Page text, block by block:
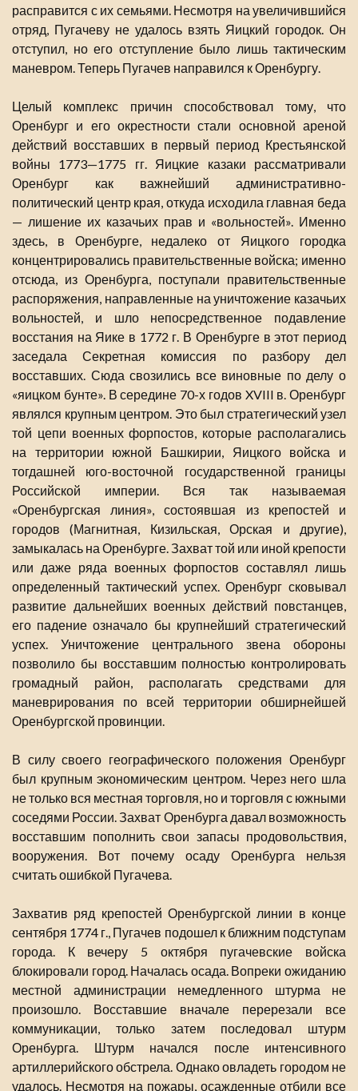
расправится с их семьями. Несмотря на увеличившийся
отряд, Пугачеву не удалось взять Яицкий городок. Он
отступил, но его отступление было лишь тактическим
маневром. Теперь Пугачев направился к Оренбургу.
Целый комплекс причин способствовал тому, что
Оренбург и его окрестности стали основной ареной
действий восставших в первый период Крестьянской
войны 1773—1775 гг. Яицкие казаки рассматривали
Оренбург как важнейший административно-
политический центр края, откуда исходила главная беда
— лишение их казачьих прав и «вольностей». Именно
здесь, в Оренбурге, недалеко от Яицкого городка
концентрировались правительственные войска; именно
отсюда, из Оренбурга, поступали правительственные
распоряжения, направленные на уничтожение казачьих
вольностей, и шло непосредственное подавление
восстания на Яике в 1772 г. В Оренбурге в этот период
заседала Секретная комиссия по разбору дел
восставших. Сюда свозились все виновные по делу о
«яицком бунте». В середине 70-х годов XVIII в. Оренбург
являлся крупным центром. Это был стратегический узел
той цепи военных форпостов, которые располагались
на территории южной Башкирии, Яицкого войска и
тогдашней юго-восточной государственной границы
Российской империи. Вся так называемая
«Оренбургская линия», состоявшая из крепостей и
городов (Магнитная, Кизильская, Орская и другие),
замыкалась на Оренбурге. Захват той или иной крепости
или даже ряда военных форпостов составлял лишь
определенный тактический успех. Оренбург сковывал
развитие дальнейших военных действий повстанцев,
его падение означало бы крупнейший стратегический
успех. Уничтожение центрального звена обороны
позволило бы восставшим полностью контролировать
громадный район, располагать средствами для
маневрирования по всей территории обширнейшей
Оренбургской провинции.
В силу своего географического положения Оренбург
был крупным экономическим центром. Через него шла
не только вся местная торговля, но и торговля с южными
соседями России. Захват Оренбурга давал возможность
восставшим пополнить свои запасы продовольствия,
вооружения. Вот почему осаду Оренбурга нельзя
считать ошибкой Пугачева.
Захватив ряд крепостей Оренбургской линии в конце
сентября 1774 г., Пугачев подошел к ближним подступам
города. К вечеру 5 октября пугачевские войска
блокировали город. Началась осада. Вопреки ожиданию
местной администрации немедленного штурма не
произошло. Восставшие вначале перерезали все
коммуникации, только затем последовал штурм
Оренбурга. Штурм начался после интенсивного
артиллерийского обстрела. Однако овладеть городом не
удалось. Несмотря на пожары, осажденные отбили все